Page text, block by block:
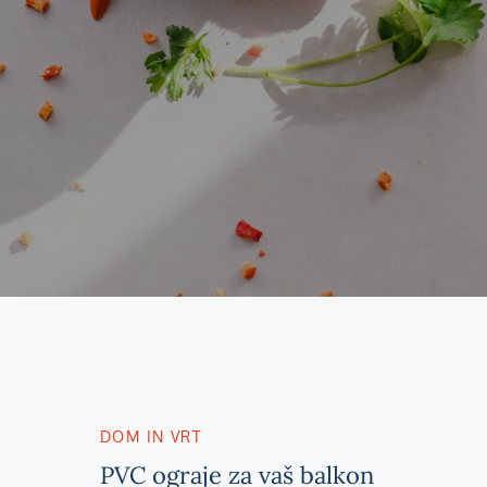
DOM IN VRT
PVC ograje za vaš balkon